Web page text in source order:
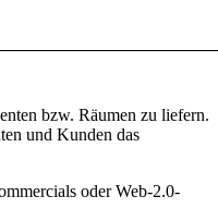
bzw. Räumen zu liefern.
und Kunden das
oder Web-2.0-